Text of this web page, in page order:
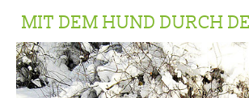
MIT DEM HUND DURCH